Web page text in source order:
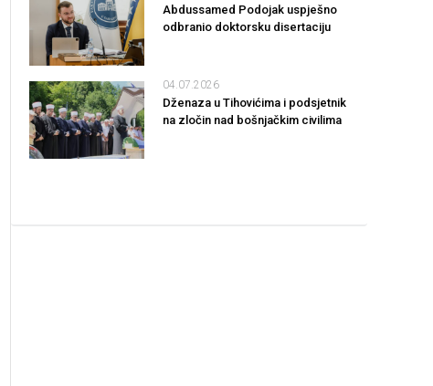
Abdussamed Podojak uspješno
odbranio doktorsku disertaciju
04.07.2026
Dženaza u Tihovićima i podsjetnik
na zločin nad bošnjačkim civilima